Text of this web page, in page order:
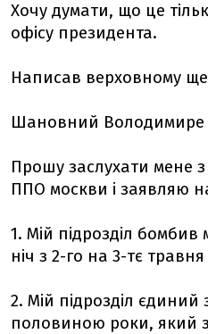
Хочу думати, що це
офісу президента.
Написав верховному
Шановний Володимире
Прошу заслухати мене
ППО москви і заявляю
1. Мій підрозділ
ніч з 2-го на 3-тє
2. Мій підрозділ єдиний
половиною роки, який